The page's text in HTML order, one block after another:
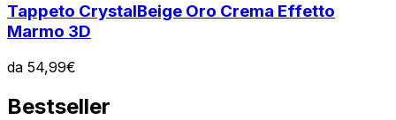
Tappeto CrystalBeige Oro Crema Effetto
Marmo 3D
da 54,99€
Bestseller